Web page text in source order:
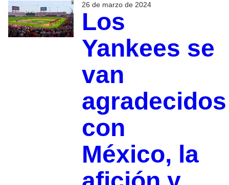
26 de marzo de 2024
Los
Yankees se
van
agradecidos
con
México, la